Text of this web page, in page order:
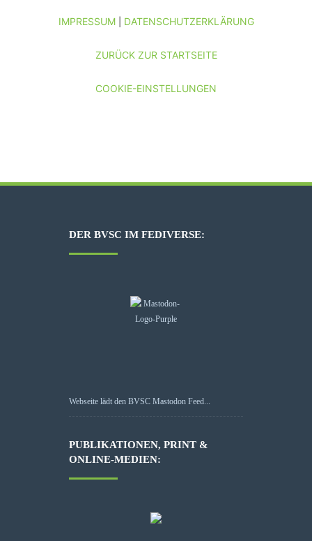
IMPRESSUM| DATENSCHUTZERKLÄRUNG
ZURÜCK ZUR STARTSEITE
COOKIE-EINSTELLUNGEN
DER BVSC IM FEDIVERSE:
Webseite lädt den BVSC Mastodon Feed...
PUBLIKATIONEN, PRINT &
ONLINE-MEDIEN: